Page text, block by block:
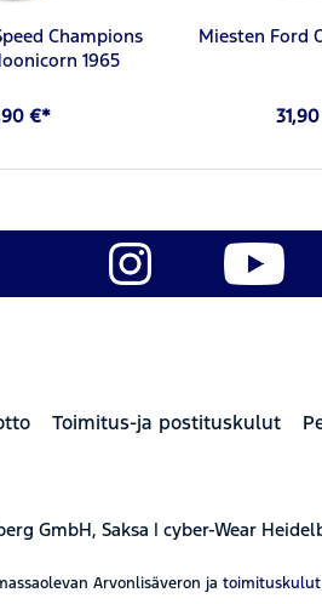
Champions
1965
€*
Miesten Ford
Toimitus-ja postituskulut
GmbH, Saksa | cyber-Wear
Arvonlisäveron ja toimituskulut